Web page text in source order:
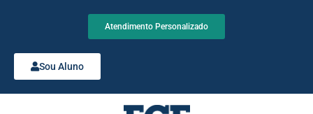
Atendimento Personalizado
Sou Aluno